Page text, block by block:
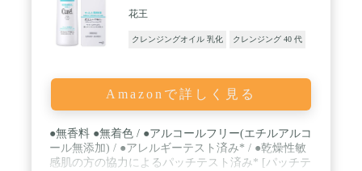
花王
クレンジングオイル 乳化 クレンジング 40 代
Amazonで詳しく見る
●無香料 ●無着色 / ●アルコールフリー(エチルアルコ
ール無添加) / ●アレルギーテスト済み* / ●乾燥性敏
感肌の方の協力によるパッチテスト済み* [パッチテ